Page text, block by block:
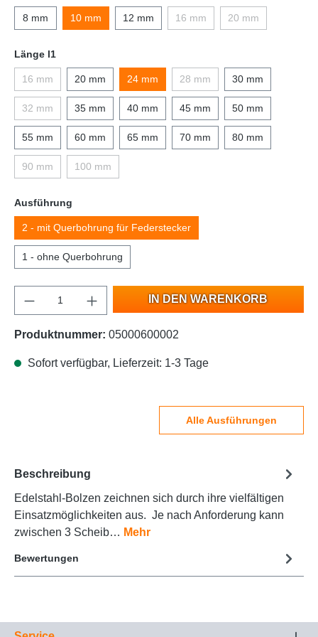
8 mm 10 mm 12 mm 16 mm 20 mm
Länge l1
16 mm 20 mm 24 mm 28 mm 30 mm
32 mm 35 mm 40 mm 45 mm 50 mm
55 mm 60 mm 65 mm 70 mm 80 mm
90 mm 100 mm
Ausführung
2 - mit Querbohrung für Federstecker
1 - ohne Querbohrung
IN DEN WARENKORB
Produktnummer: 05000600002
Sofort verfügbar, Lieferzeit: 1-3 Tage
Alle Ausführungen
Beschreibung
Edelstahl-Bolzen zeichnen sich durch ihre vielfältigen
Einsatzmöglichkeiten aus. Je nach Anforderung kann
zwischen 3 Scheib… Mehr
Bewertungen